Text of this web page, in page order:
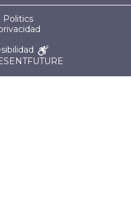
Politics